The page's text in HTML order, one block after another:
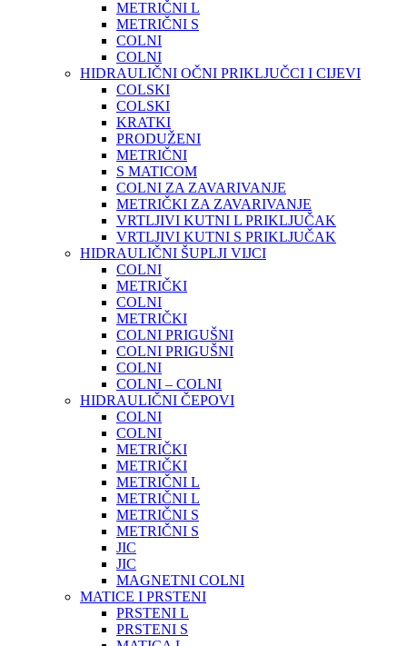
METRIČNI L
METRIČNI S
COLNI
COLNI
HIDRAULIČNI OČNI PRIKLJUČCI I CIJEVI
COLSKI
COLSKI
KRATKI
PRODUŽENI
METRIČNI
S MATICOM
COLNI ZA ZAVARIVANJE
METRIČKI ZA ZAVARIVANJE
VRTLJIVI KUTNI L PRIKLJUČAK
VRTLJIVI KUTNI S PRIKLJUČAK
HIDRAULIČNI ŠUPLJI VIJCI
COLNI
METRIČKI
COLNI
METRIČKI
COLNI PRIGUŠNI
COLNI PRIGUŠNI
COLNI
COLNI – COLNI
HIDRAULIČNI ČEPOVI
COLNI
COLNI
METRIČKI
METRIČKI
METRIČNI L
METRIČNI L
METRIČNI S
METRIČNI S
JIC
JIC
MAGNETNI COLNI
MATICE I PRSTENI
PRSTENI L
PRSTENI S